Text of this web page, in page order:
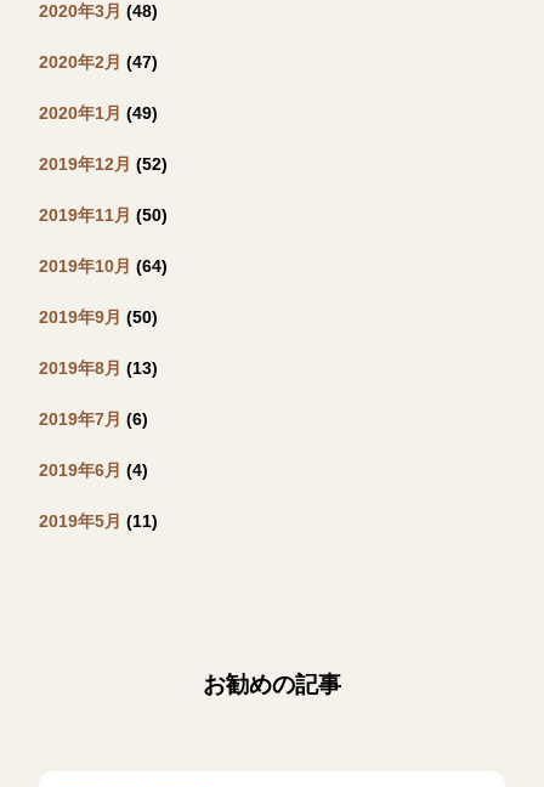
2020年3月 (48)
2020年2月 (47)
2020年1月 (49)
2019年12月 (52)
2019年11月 (50)
2019年10月 (64)
2019年9月 (50)
2019年8月 (13)
2019年7月 (6)
2019年6月 (4)
2019年5月 (11)
お勧めの記事